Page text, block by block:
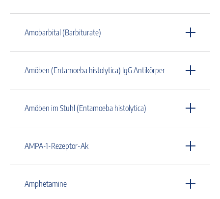
Amobarbital (Barbiturate)
Amöben (Entamoeba histolytica) IgG Antikörper
Amöben im Stuhl (Entamoeba histolytica)
AMPA-1-Rezeptor-Ak
Amphetamine